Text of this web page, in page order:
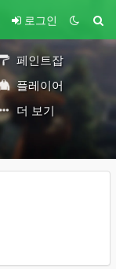
로그인
페인트잡
플레이어
더 보기